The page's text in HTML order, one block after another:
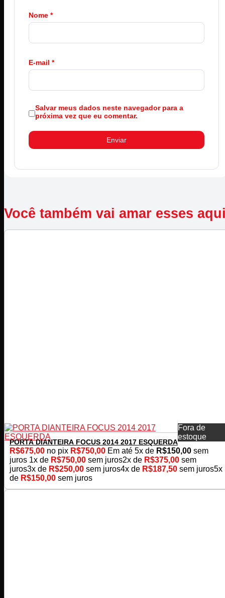
Nome *
E-mail *
Salvar meus dados neste navegador para a
próxima vez que eu comentar.
Você também vai amar esses
Fora de
estoque
PORTA DIANTEIRA FOCUS 2014 2017 ESQUERDA
R$675,00 no pix R$750,00 Em até 5x de R$150,00 sem
juros 1x de R$750,00 sem juros2x de R$375,00 sem
juros3x de R$250,00 sem juros4x de R$187,50 sem juros5x
de R$150,00 sem juros